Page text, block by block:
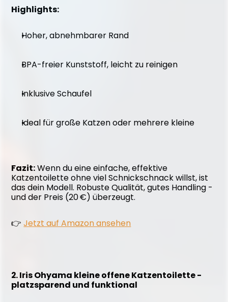
Highlights:
Hoher, abnehmbarer Rand
BPA-freier Kunststoff, leicht zu reinigen
Inklusive Schaufel
Ideal für große Katzen oder mehrere kleine
Fazit: Wenn du eine einfache, effektive
Katzentoilette ohne viel Schnickschnack willst, ist
das dein Modell. Robuste Qualität, gutes Handling -
und der Preis (20 €) überzeugt.
👉 Jetzt auf Amazon ansehen
2. Iris Ohyama kleine offene Katzentoilette -
platzsparend und funktional